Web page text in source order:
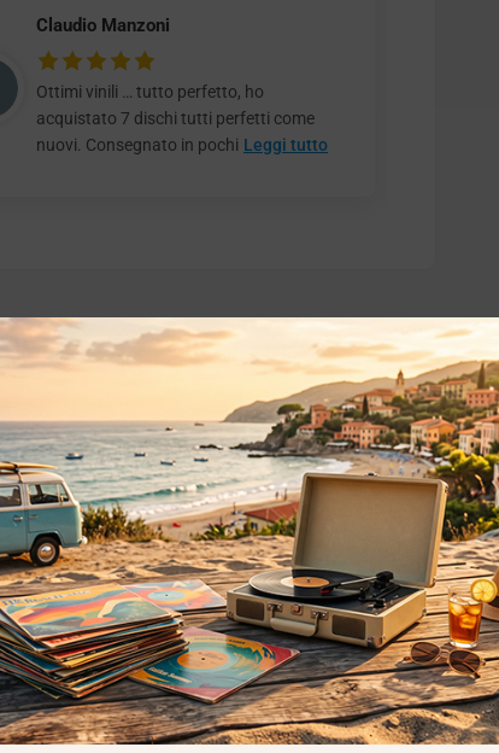
Claudio Manzoni
Ottimi vinili … tutto perfetto, ho
acquistato 7 dischi tutti perfetti come
nuovi. Consegnato in pochi Leggi tutto
interessati!
Privacy
Privacy Policy
Cookie Policy (UE)